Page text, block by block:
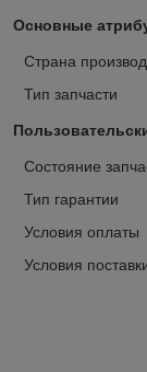
Основные
Страна
Тип запчасти
Состояние
Тип гарантии
Условия оплаты
Условия